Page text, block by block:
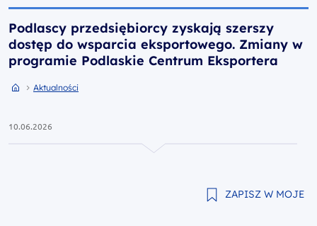
Podlascy przedsiębiorcy zyskają szerszy
dostęp do wsparcia eksportowego. Zmiany w
programie Podlaskie Centrum Eksportera
Przejdź do strony głównej portalu
AktualnościPrzejdź do Aktualności
10.06.2026
ZAPISZ W MOJE